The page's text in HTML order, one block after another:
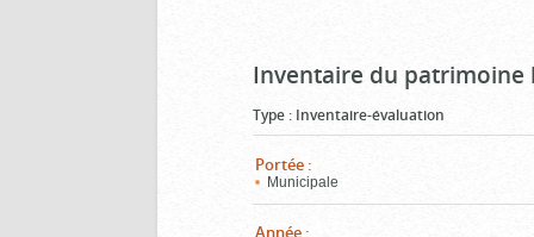
Inventaire du patrimoine
Type : Inventaire-évaluation
Portée :
Municipale